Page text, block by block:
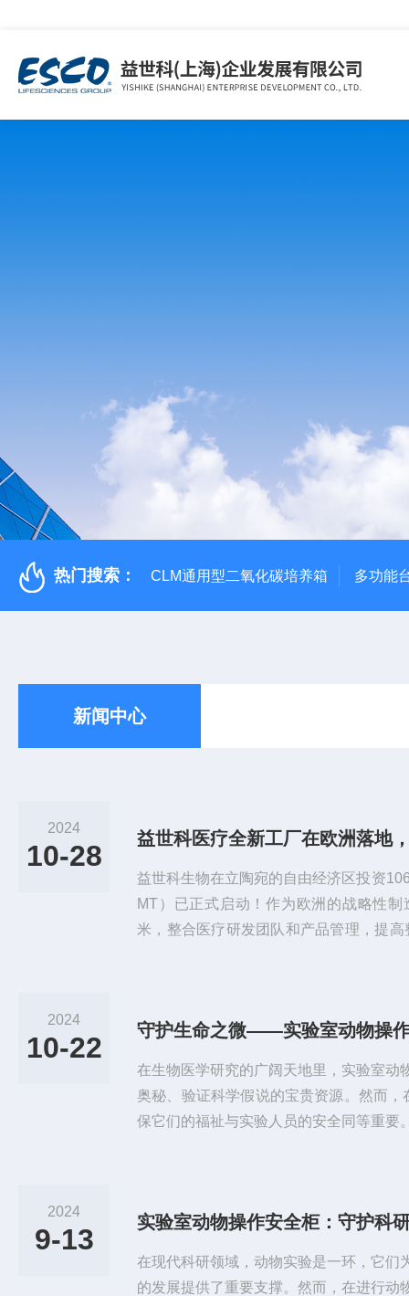
热门搜索： CLM通用型二氧化碳培养箱 多功能
新闻中心
2024
10-28
益世科生物在立陶宛的自由经济区投资
MT）已正式启动！作为欧洲的战略性
米，整合医疗研发团队和产品管理，提
厂现已成为欧盟共同体内一个重要的制
2024
10-22
在生物医学研究的广阔天地里，实验室动
奥秘、验证科学假说的宝贵资源。然而，
保它们的福祉与实验人员的安全同等重要
柜的正确打开方式1.设备检查与准备-全
2024
9-13
在现代科研领域，动物实验是一环，它们
的发展提供了重要支撑。然而，在进行动